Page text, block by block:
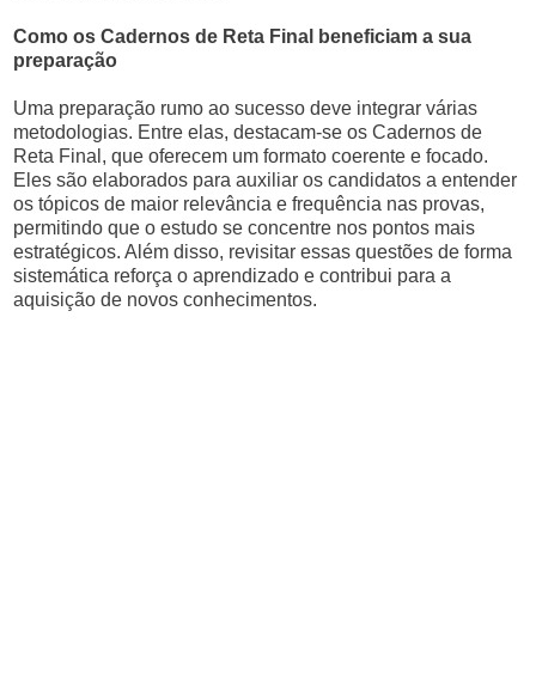
Como os Cadernos de Reta Final beneficiam a sua
preparação
Uma preparação rumo ao sucesso deve integrar várias
metodologias. Entre elas, destacam-se os Cadernos de
Reta Final, que oferecem um formato coerente e focado.
Eles são elaborados para auxiliar os candidatos a entender
os tópicos de maior relevância e frequência nas provas,
permitindo que o estudo se concentre nos pontos mais
estratégicos. Além disso, revisitar essas questões de forma
sistemática reforça o aprendizado e contribui para a
aquisição de novos conhecimentos.